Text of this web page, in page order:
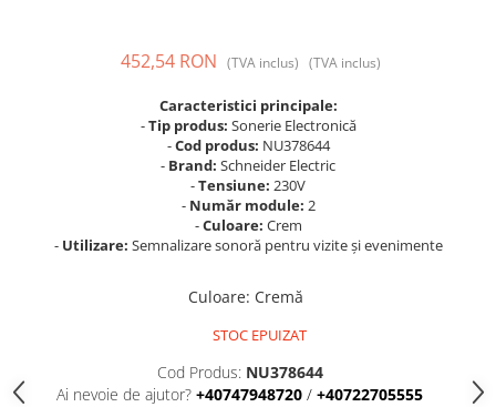
452,54 RON (TVA inclus) (TVA inclus)
Caracteristici principale:
-Tip produs: Sonerie Electronică
-Cod produs: NU378644
- Brand: Schneider Electric
-Tensiune: 230V
- Număr module: 2
-Culoare: Crem
- Utilizare: Semnalizare sonoră pentru vizite și evenimente
Culoare: Cremă
STOC EPUIZAT
Cod Produs: NU378644
Ai nevoie de ajutor? +40747948720 / +40722705555